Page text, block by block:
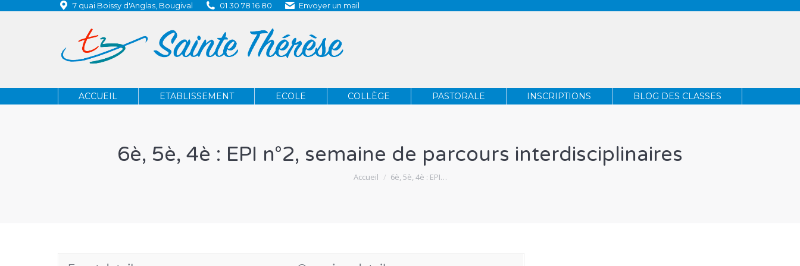
7 quai Boissy d'Anglas, Bougival 01 30 78 16 80 Envoyer un mail
ACCUEIL ETABLISSEMENT ECOLE COLLÈGE PASTORALE INSCRIPTIONS BLOG DES CLASSES
6è, 5è, 4è : EPI n°2, semaine de parcours interdisciplinaires
Vous êtes ici :
Accueil 6è, 5è, 4è : EPI…